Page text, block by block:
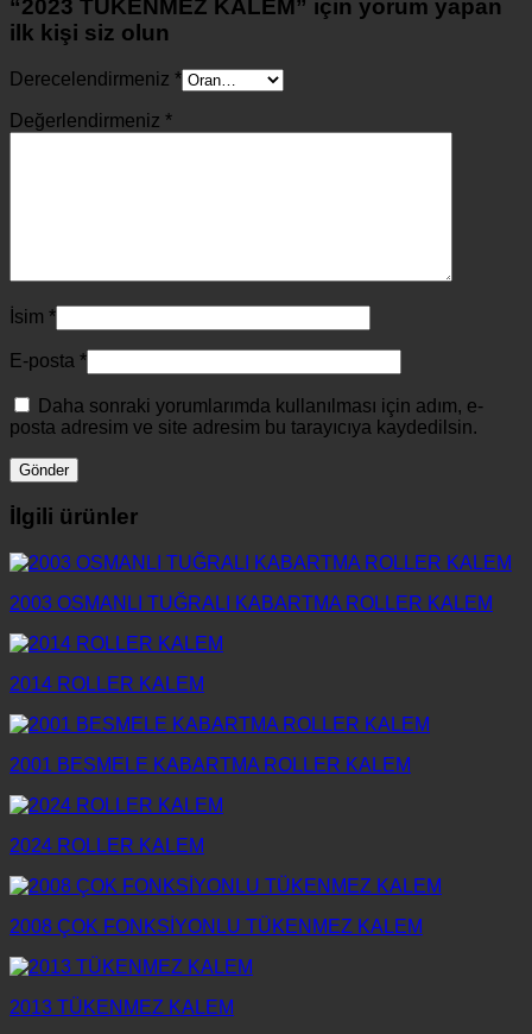
“2023 TÜKENMEZ KALEM” için yorum yapan
ilk kişi siz olun
Derecelendirmeniz *
Değerlendirmeniz *
İsim *
E-posta *
Daha sonraki yorumlarımda kullanılması için adım, e-
posta adresim ve site adresim bu tarayıcıya kaydedilsin.
İlgili ürünler
2003 OSMANLI TUĞRALI KABARTMA ROLLER KALEM
2014 ROLLER KALEM
2001 BESMELE KABARTMA ROLLER KALEM
2024 ROLLER KALEM
2008 ÇOK FONKSİYONLU TÜKENMEZ KALEM
2013 TÜKENMEZ KALEM